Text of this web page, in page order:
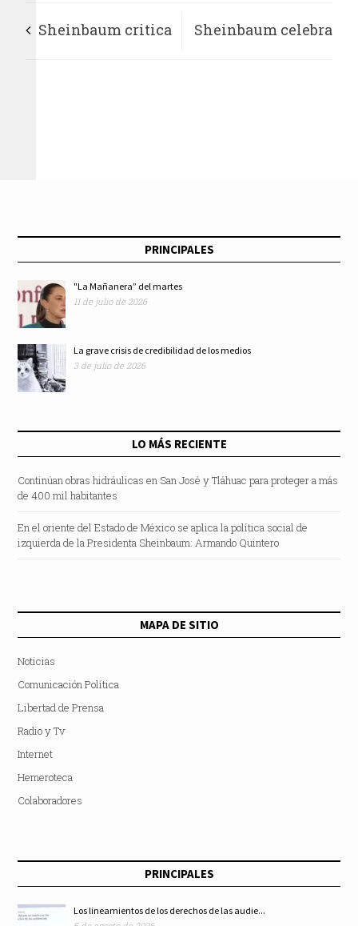
Sheinbaum critica Sheinbaum celebra
PRINCIPALES
"La Mañanera” del martes
11 de julio de 2026
La grave crisis de credibilidad de los medios
3 de julio de 2026
LO MÁS RECIENTE
Continúan obras hidráulicas en San José y Tláhuac para proteger a más
de 400 mil habitantes
En el oriente del Estado de México se aplica la política social de
izquierda de la Presidenta Sheinbaum: Armando Quintero
MAPA DE SITIO
Noticias
Comunicación Política
Libertad de Prensa
Radio y Tv
Internet
Hemeroteca
Colaboradores
PRINCIPALES
Los lineamientos de los derechos de las audie...